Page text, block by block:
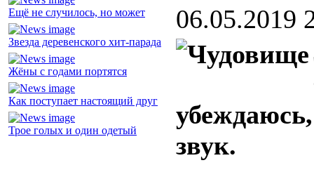
Ещё не случилось, но может
Звезда деревенского хит-парада
Жёны с годами портятся
Как поступает настоящий друг
Трое голых и один одетый
06.05.2019
звук.